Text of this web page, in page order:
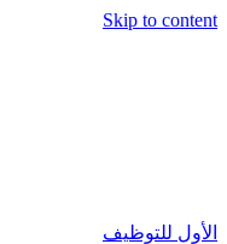
Skip to content
الأول للتوظيف